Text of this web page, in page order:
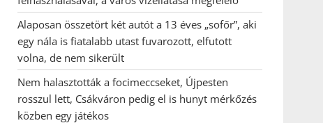
Alaposan összetört két autót a 13 éves „sofőr”, aki
egy nála is fiatalabb utast fuvarozott, elfutott
volna, de nem sikerült
Nem halasztották a focimeccseket, Újpesten
rosszul lett, Csákváron pedig el is hunyt mérkőzés
közben egy játékos